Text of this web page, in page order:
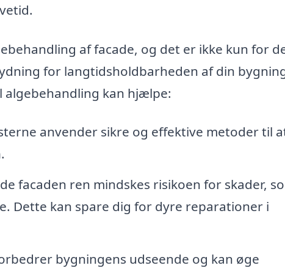
af facade, og det er ikke kun for
for langtidsholdbarheden af din
algebehandling kan hjælpe:
anvender sikre og effektive metoder til
facaden ren mindskes risikoen for skader,
Dette kan spare dig for dyre reparationer i
bygningens udseende og kan øge